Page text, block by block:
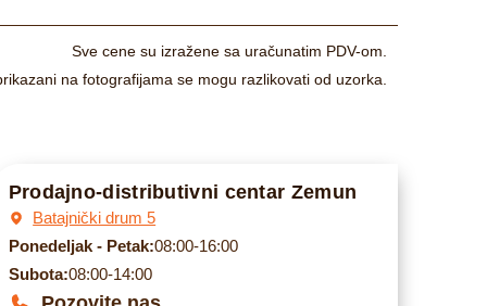
Sve cene su izražene sa uračunatim PDV-om.
na fotografijama se mogu razlikovati od uzorka.
Prodajno-distributivni centar Zemun
Batajnički drum 5
Ponedeljak - Petak:08:00-16:00
Subota:08:00-14:00